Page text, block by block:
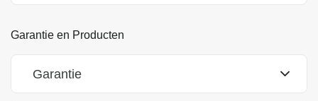
Garantie en Producten
Garantie